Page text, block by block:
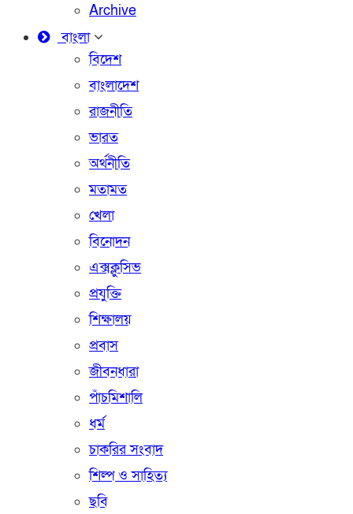
Archive
বাংলা
বিদেশ
বাংলাদেশ
রাজনীতি
ভারত
অর্থনীতি
মতামত
খেলা
বিনোদন
এক্সক্লুসিভ
প্রযুক্তি
শিক্ষালয়
প্রবাস
জীবনধারা
পাঁচমিশালি
ধর্ম
চাকরির সংবাদ
শিল্প ও সাহিত্য
ছবি